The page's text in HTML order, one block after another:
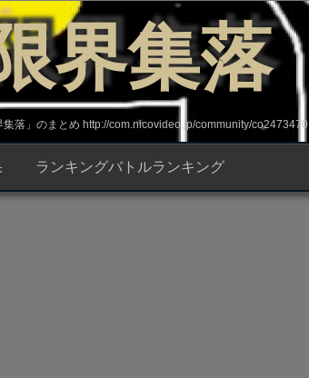
界集落
落」のまとめ http://com.nicovideo.jp/community/co2473470
ランキングバトルランキング